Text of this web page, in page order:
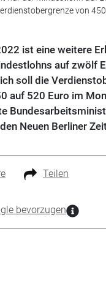
von
ist eine weitere
auf zwölf
soll die
auf 520 Euro im
Neuen Berliner
Teilen
bevorzugen